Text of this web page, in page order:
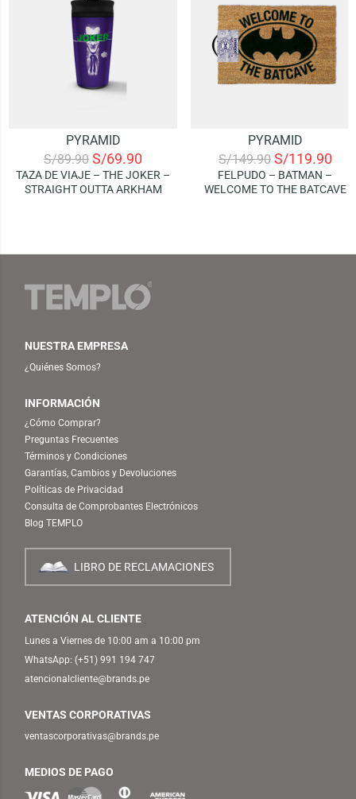
PYRAMID
S/89.90 S/69.90
TAZA DE VIAJE – THE JOKER –
STRAIGHT OUTTA ARKHAM
PYRAMID
S/149.90 S/119.90
FELPUDO – BATMAN –
WELCOME TO THE BATCAVE
NUESTRA EMPRESA
¿Quiénes Somos?
INFORMACIÓN
¿Cómo Comprar?
Preguntas Frecuentes
Términos y Condiciones
Garantías, Cambios y Devoluciones
Políticas de Privacidad
Consulta de Comprobantes Electrónicos
Blog TEMPLO
LIBRO DE RECLAMACIONES
ATENCIÓN AL CLIENTE
Lunes a Viernes de 10:00 am a 10:00 pm
WhatsApp: (+51) 991 194 747
atencionalcliente@brands.pe
VENTAS CORPORATIVAS
ventascorporativas@brands.pe
MEDIOS DE PAGO